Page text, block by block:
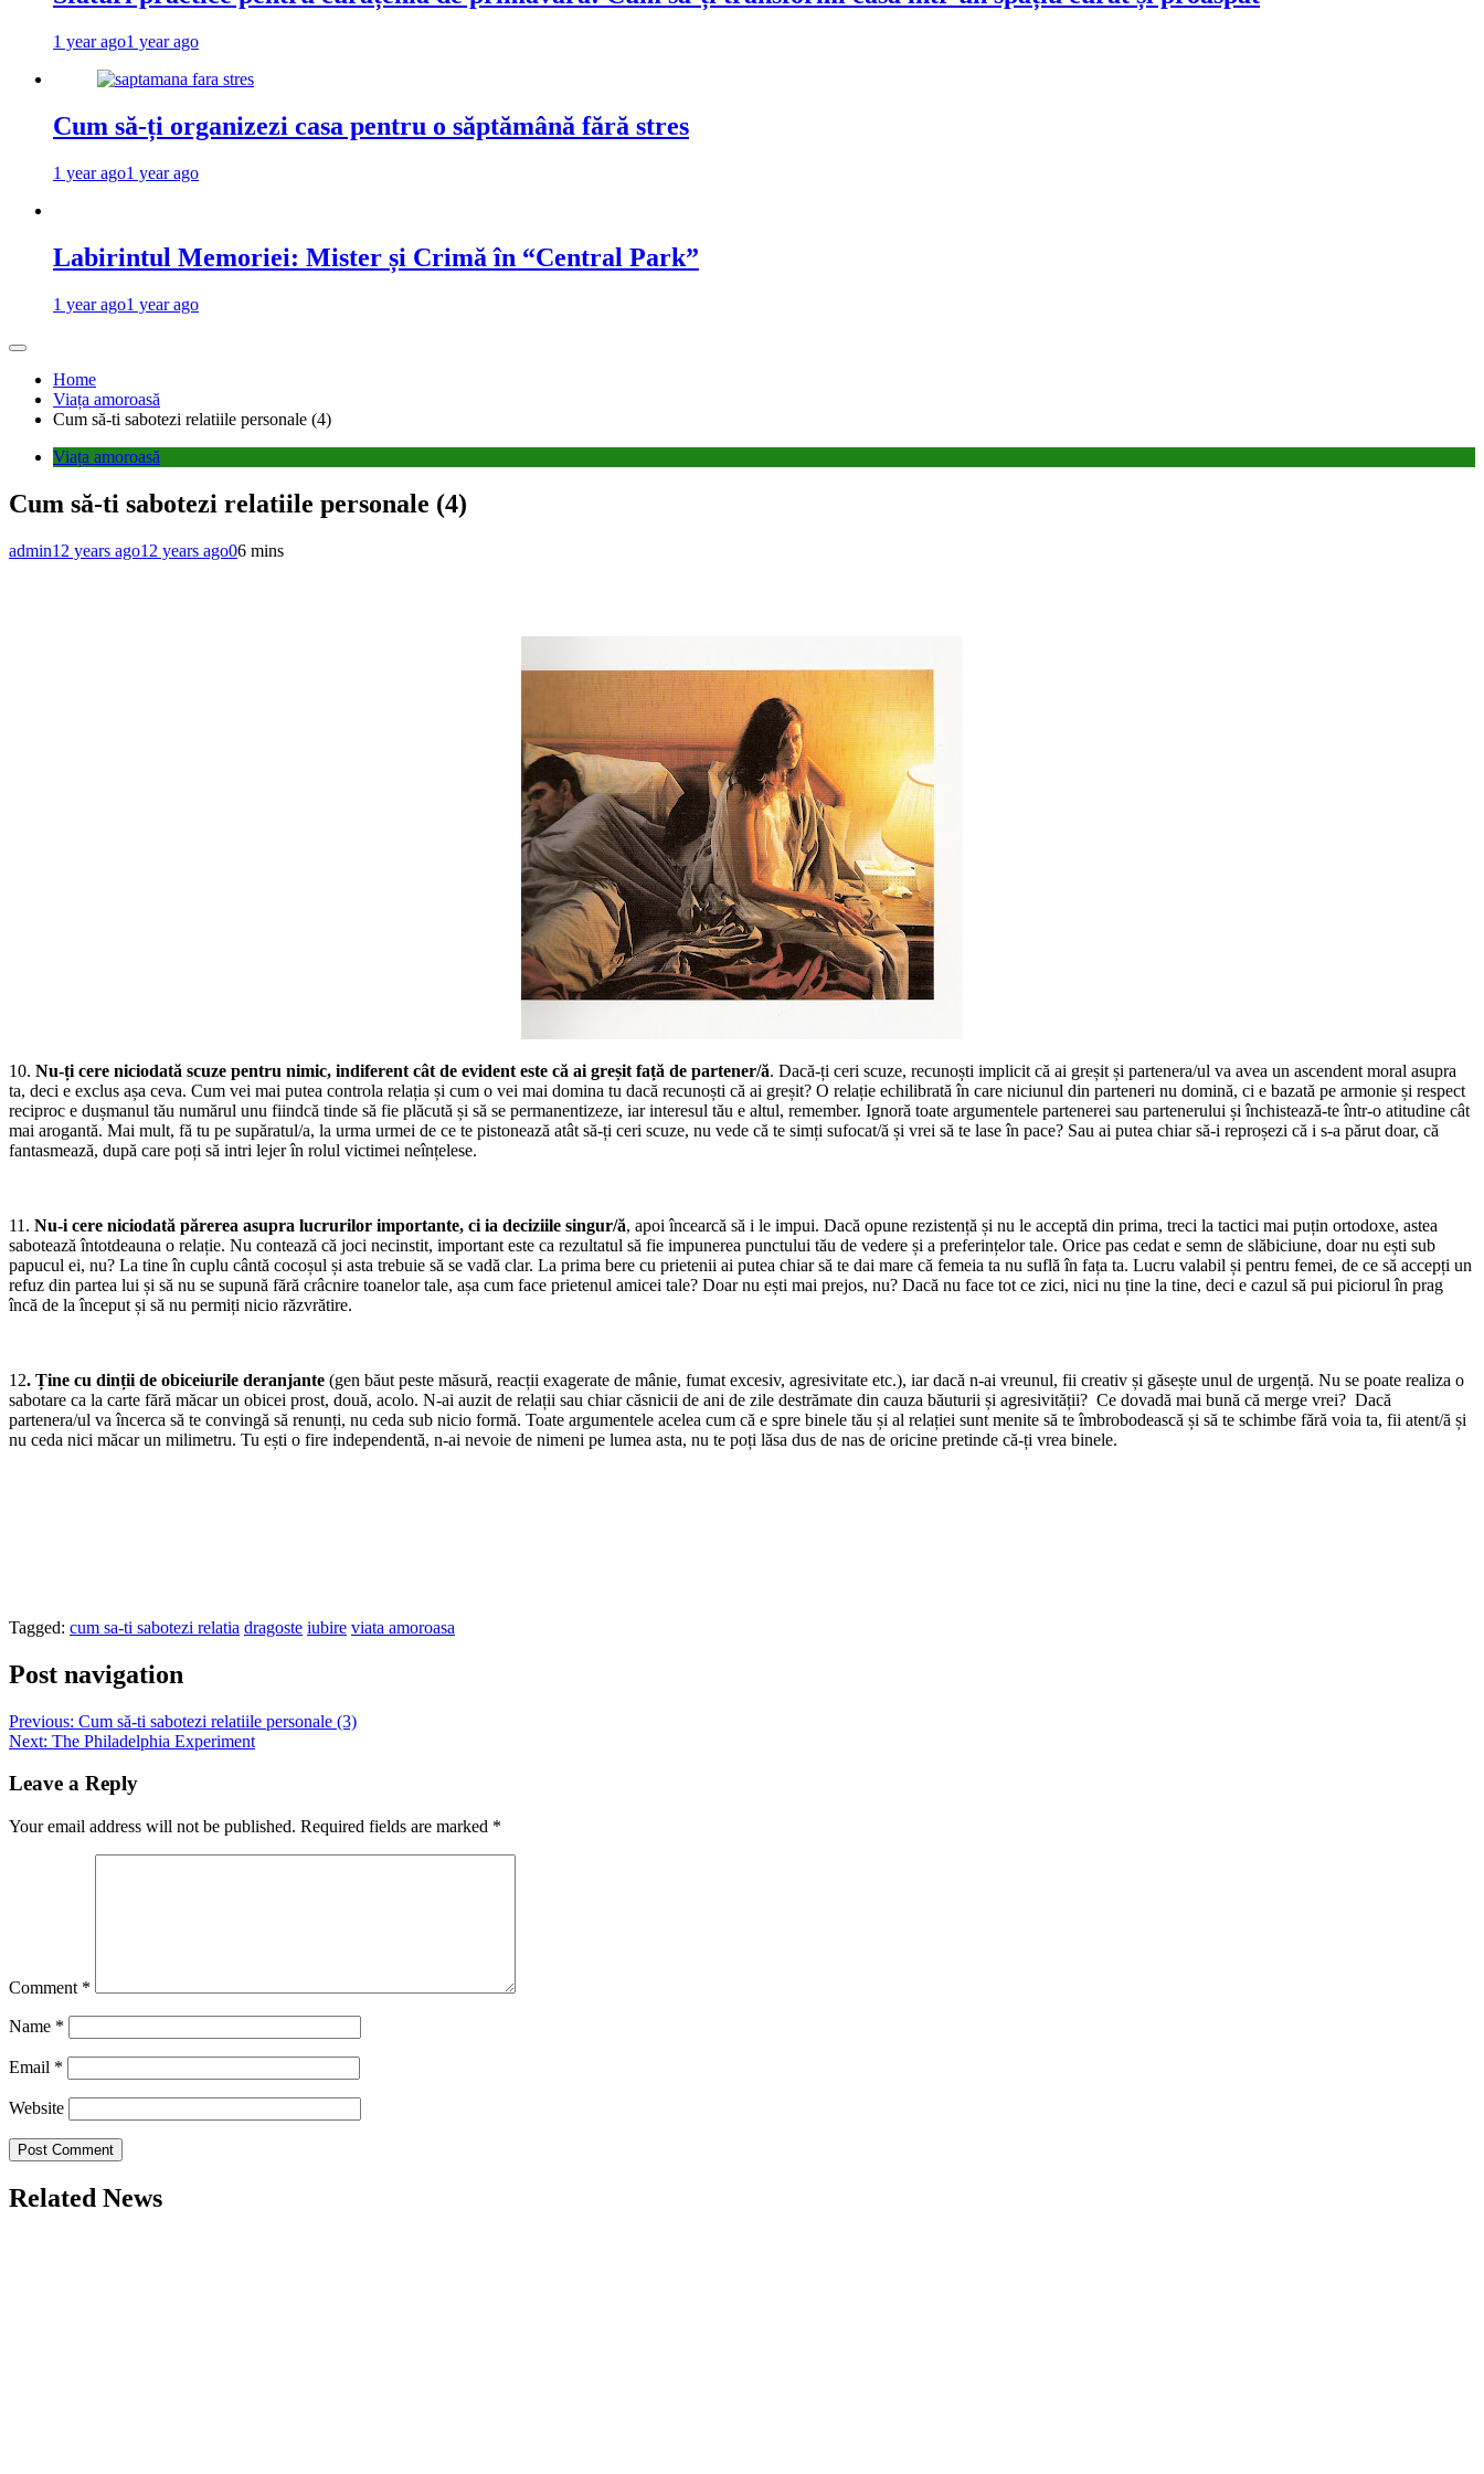
1 year ago1 year ago
Cum să-ți organizezi casa pentru o săptămână fără stres
1 year ago1 year ago
Labirintul Memoriei: Mister și Crimă în “Central Park”
1 year ago1 year ago
Home
Viața amoroasă
Cum să-ti sabotezi relatiile personale (4)
Viața amoroasă
Cum să-ti sabotezi relatiile personale (4)
admin12 years ago12 years ago06 mins
10. Nu-ți cere niciodată scuze pentru nimic, indiferent cât de evident este că ai greșit față de partener/ă. Dacă-ți ceri scuze, recunoști implicit că ai greșit și partenera/ul va avea un ascendent moral asupra
ta, deci e exclus așa ceva. Cum vei mai putea controla relația și cum o vei mai domina tu dacă recunoști că ai greșit? O relație echilibrată în care niciunul din parteneri nu domină, ci e bazată pe armonie și respect
reciproc e dușmanul tău numărul unu fiindcă tinde să fie plăcută și să se permanentizeze, iar interesul tău e altul, remember. Ignoră toate argumentele partenerei sau partenerului și închistează-te într-o atitudine cât
mai arogantă. Mai mult, fă tu pe supăratul/a, la urma urmei de ce te pistonează atât să-ți ceri scuze, nu vede că te simți sufocat/ă și vrei să te lase în pace? Sau ai putea chiar să-i reproșezi că i s-a părut doar, că
fantasmează, după care poți să intri lejer în rolul victimei neînțelese.
11. Nu-i cere niciodată părerea asupra lucrurilor importante, ci ia deciziile singur/ă, apoi încearcă să i le impui. Dacă opune rezistență și nu le acceptă din prima, treci la tactici mai puțin ortodoxe, astea
sabotează întotdeauna o relație. Nu contează că joci necinstit, important este ca rezultatul să fie impunerea punctului tău de vedere și a preferințelor tale. Orice pas cedat e semn de slăbiciune, doar nu ești sub
papucul ei, nu? La tine în cuplu cântă cocoșul și asta trebuie să se vadă clar. La prima bere cu prietenii ai putea chiar să te dai mare că femeia ta nu suflă în fața ta. Lucru valabil și pentru femei, de ce să accepți un
refuz din partea lui și să nu se supună fără crâcnire toanelor tale, așa cum face prietenul amicei tale? Doar nu ești mai prejos, nu? Dacă nu face tot ce zici, nici nu ține la tine, deci e cazul să pui piciorul în prag
încă de la început și să nu permiți nicio răzvrătire.
12. Ține cu dinții de obiceiurile deranjante (gen băut peste măsură, reacții exagerate de mânie, fumat excesiv, agresivitate etc.), iar dacă n-ai vreunul, fii creativ și găsește unul de urgență. Nu se poate realiza o
sabotare ca la carte fără măcar un obicei prost, două, acolo. N-ai auzit de relații sau chiar căsnicii de ani de zile destrămate din cauza băuturii și agresivității? Ce dovadă mai bună că merge vrei? Dacă
partenera/ul va încerca să te convingă să renunți, nu ceda sub nicio formă. Toate argumentele acelea cum că e spre binele tău și al relației sunt menite să te îmbrobodească și să te schimbe fără voia ta, fii atent/ă și
nu ceda nici măcar un milimetru. Tu ești o fire independentă, n-ai nevoie de nimeni pe lumea asta, nu te poți lăsa dus de nas de oricine pretinde că-ți vrea binele.
Tagged: cum sa-ti sabotezi relatia dragoste iubire viata amoroasa
Post navigation
Previous: Cum să-ti sabotezi relatiile personale (3)
Next: The Philadelphia Experiment
Leave a Reply
Your email address will not be published. Required fields are marked *
Comment *
Name *
Email *
Website
Related News